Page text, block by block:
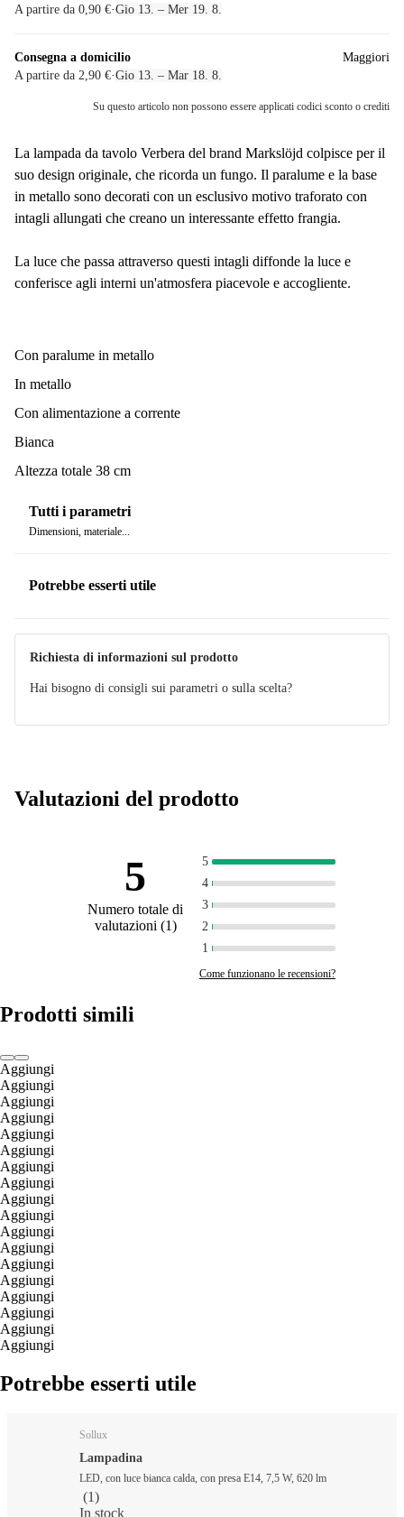
A partire da 0,90 €·Gio 13. – Mer 19. 8.
Consegna a domicilio
A partire da 2,90 €·Gio 13. – Mar 18. 8.
Maggiori
Su questo articolo non possono essere applicati codici sconto o crediti
La lampada da tavolo Verbera del brand Markslöjd colpisce per il
suo design originale, che ricorda un fungo. Il paralume e la base
in metallo sono decorati con un esclusivo motivo traforato con
intagli allungati che creano un interessante effetto frangia.
La luce che passa attraverso questi intagli diffonde la luce e
conferisce agli interni un'atmosfera piacevole e accogliente.
Con paralume in metallo
In metallo
Con alimentazione a corrente
Bianca
Altezza totale 38 cm
Tutti i parametri
Dimensioni, materiale...
Potrebbe esserti utile
Richiesta di informazioni sul prodotto
Hai bisogno di consigli sui parametri o sulla scelta?
Valutazioni del prodotto
5
Numero totale di
valutazioni (1)
5
4
3
2
1
Come funzionano le recensioni?
Prodotti simili
Aggiungi
Aggiungi
Aggiungi
Aggiungi
Aggiungi
Aggiungi
Aggiungi
Aggiungi
Aggiungi
Aggiungi
Aggiungi
Aggiungi
Aggiungi
Aggiungi
Aggiungi
Aggiungi
Aggiungi
Aggiungi
Potrebbe esserti utile
Sollux
Lampadina
LED, con luce bianca calda, con presa E14, 7,5 W, 620 lm
(1)
In stock